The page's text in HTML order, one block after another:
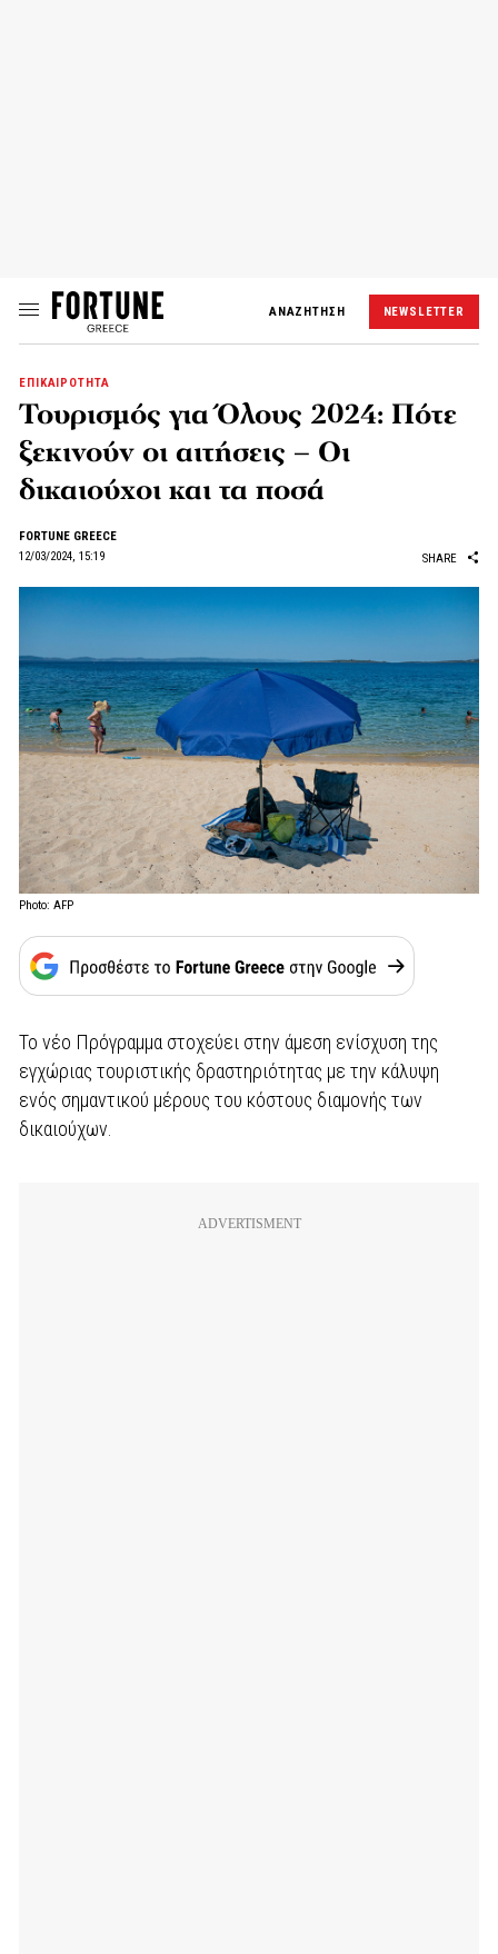
ΑΝΑΖΗΤΗΣΗ NEWSLETTER
ΕΠΙΚΑΙΡΟΤΗΤΑ
Τουρισμός για Όλους 2024: Πότε
ξεκινούν οι αιτήσεις – Οι
δικαιούχοι και τα ποσά
FORTUNE GREECE
12/03/2024, 15:19
SHARE
Photo: AFP
Το νέο Πρόγραμμα στοχεύει στην άμεση ενίσχυση της
εγχώριας τουριστικής δραστηριότητας με την κάλυψη
ενός σημαντικού μέρους του κόστους διαμονής των
δικαιούχων.